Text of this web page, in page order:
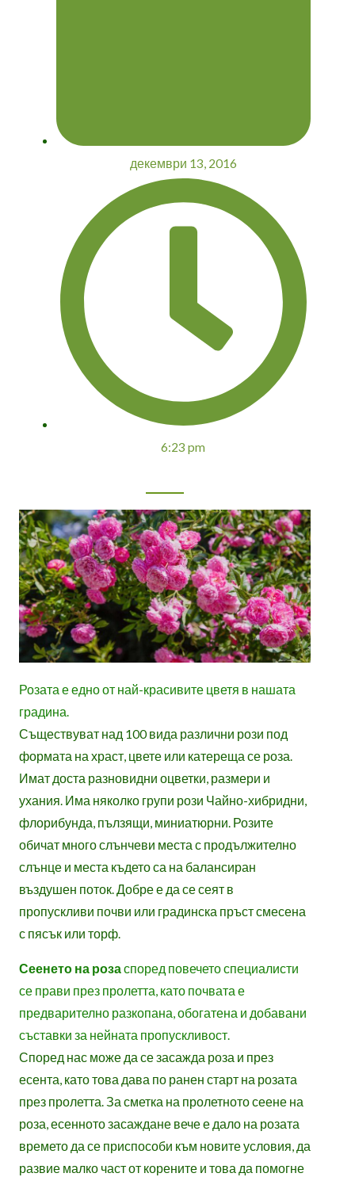
декември 13, 2016
6:23 pm
Розата е едно от най-красивите цветя в нашата
градина.
Съществуват над 100 вида различни рози под
формата на храст, цвете или катереща се роза.
Имат доста разновидни оцветки, размери и
ухания. Има няколко групи рози Чайно-хибридни,
флорибунда, пълзящи, миниатюрни. Розите
обичат много слънчеви места с продължително
слънце и места където са на балансиран
въздушен поток. Добре е да се сеят в
пропускливи почви или градинска пръст смесена
с пясък или торф.
Сеенето на розаспоред повечето специалисти
се прави през пролетта, като почвата е
предварително разкопана, обогатена и добавани
съставки за нейната пропускливост.
Според нас може да се засажда роза и през
есента, като това дава по ранен старт на розата
през пролетта. За сметка на пролетното сеене на
роза, есенното засаждане вече е дало на розата
времето да се приспособи към новите условия, да
развие малко част от корените и това да помогне